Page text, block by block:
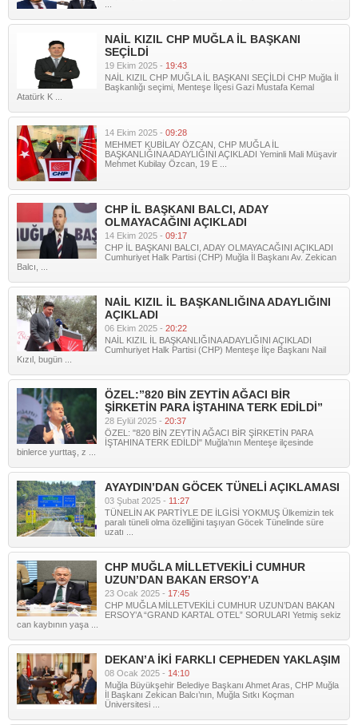
NAİL KIZIL CHP MUĞLA İL BAŞKANI
SEÇİLDİ
19 Ekim 2025 - 19:43
NAİL KIZIL CHP MUĞLA İL BAŞKANI SEÇİLDİ CHP Muğla İl
Başkanlığı seçimi, Menteşe İlçesi Gazi Mustafa Kemal
Atatürk K ...
14 Ekim 2025 - 09:28
MEHMET KUBİLAY ÖZCAN, CHP MUĞLA İL
BAŞKANLIĞINA ADAYLIĞINI AÇIKLADI Yeminli Mali Müşavir
Mehmet Kubilay Özcan, 19 E ...
CHP İL BAŞKANI BALCI, ADAY
OLMAYACAĞINI AÇIKLADI
14 Ekim 2025 - 09:17
CHP İL BAŞKANI BALCI, ADAY OLMAYACAĞINI AÇIKLADI
Cumhuriyet Halk Partisi (CHP) Muğla İl Başkanı Av. Zekican
Balcı, ...
NAİL KIZIL İL BAŞKANLIĞINA ADAYLIĞINI
AÇIKLADI
06 Ekim 2025 - 20:22
NAİL KIZIL İL BAŞKANLIĞINA ADAYLIĞINI AÇIKLADI
Cumhuriyet Halk Partisi (CHP) Menteşe İlçe Başkanı Nail
Kızıl, bugün ...
ÖZEL:”820 BİN ZEYTİN AĞACI BİR
ŞİRKETİN PARA İŞTAHINA TERK EDİLDİ”
28 Eylül 2025 - 20:37
ÖZEL: "820 BİN ZEYTİN AĞACI BİR ŞİRKETİN PARA
İŞTAHINA TERK EDİLDİ" Muğla’nın Menteşe ilçesinde
binlerce yurttaş, z ...
AYAYDIN’DAN GÖCEK TÜNELİ AÇIKLAMASI
03 Şubat 2025 - 11:27
TÜNELİN AK PARTİYLE DE İLGİSİ YOKMUŞ Ülkemizin tek
paralı tüneli olma özelliğini taşıyan Göcek Tünelinde süre
uzatı ...
CHP MUĞLA MİLLETVEKİLİ CUMHUR
UZUN’DAN BAKAN ERSOY’A
23 Ocak 2025 - 17:45
CHP MUĞLA MİLLETVEKİLİ CUMHUR UZUN’DAN BAKAN
ERSOY’A “GRAND KARTAL OTEL” SORULARI Yetmiş sekiz
can kaybının yaşa ...
DEKAN’A İKİ FARKLI CEPHEDEN YAKLAŞIM
08 Ocak 2025 - 14:10
Muğla Büyükşehir Belediye Başkanı Ahmet Aras, CHP Muğla
İl Başkanı Zekican Balcı’nın, Muğla Sıtkı Koçman
Üniversitesi ...